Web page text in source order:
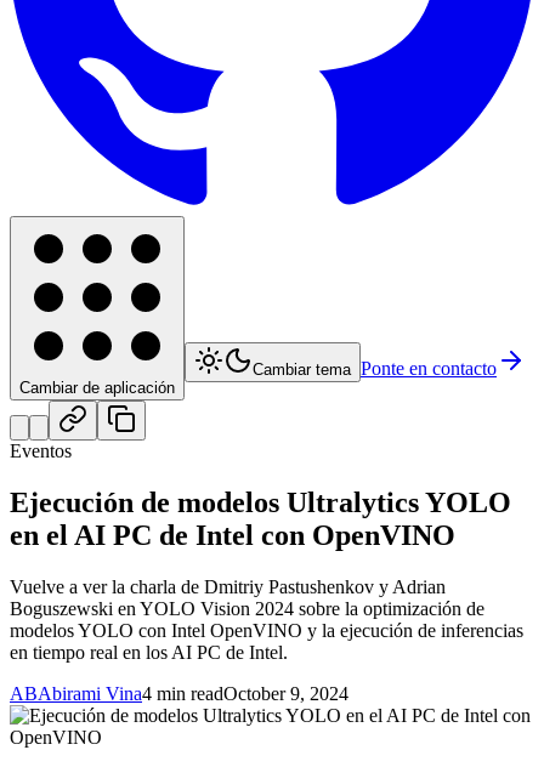
Cambiar de aplicación
Cambiar tema Ponte en contacto
Eventos
Ejecución de modelos Ultralytics YOLO
en el AI PC de Intel con OpenVINO
Vuelve a ver la charla de Dmitriy Pastushenkov y Adrian
Boguszewski en YOLO Vision 2024 sobre la optimización de
modelos YOLO con Intel OpenVINO y la ejecución de inferencias
en tiempo real en los AI PC de Intel.
ABAbirami Vina4 min readOctober 9, 2024